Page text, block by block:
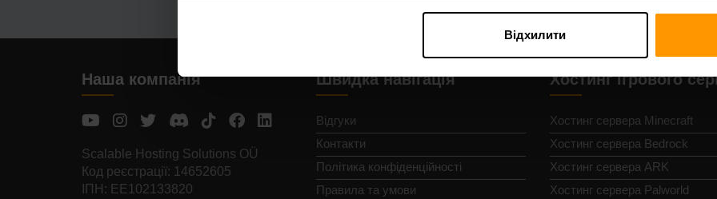
Відхилити
Наша компанія
Scalable Hosting Solutions OÜ
Код реєстрації: 14652605
ІПН: EE102133820
Швидка навігація
Відгуки
Контакти
Політика конфіденційності
Правила та умови
Хостинг ігрового
Хостинг сервера Minecraft
Хостинг сервера Bedrock
Хостинг сервера ARK
Хостинг сервера Palworld